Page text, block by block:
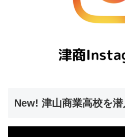
New! 津山商業高校を